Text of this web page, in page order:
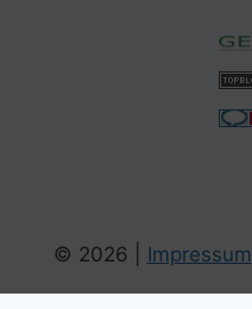
© 2026 | Impressum